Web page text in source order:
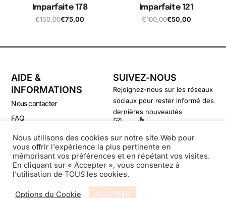
Imparfaite 178
€150,00€75,00
Imparfaite 121
€100,00€50,00
AIDE &
INFORMATIONS
Nous contacter
FAQ
Politique de confidentialité
SUIVEZ-NOUS
Rejoignez-nous sur les réseaux
sociaux pour rester informé des
dernières nouveautés
© Secondsouffle-Boutique.fr
Nous utilisons des cookies sur notre site Web pour
vous offrir l'expérience la plus pertinente en
mémorisant vos préférences et en répétant vos visites.
En cliquant sur « Accepter », vous consentez à
l'utilisation de TOUS les cookies.
Options du Cookie ACCEPTER